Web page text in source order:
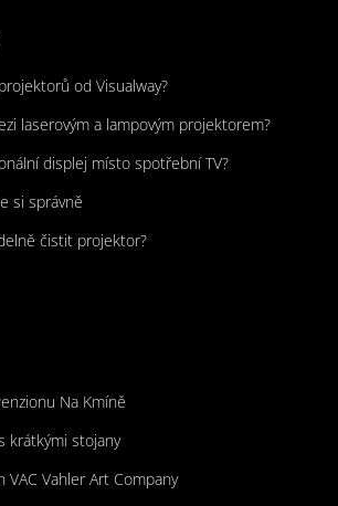
od Visualway?
laserovým a lampovým projektorem?
displej místo spotřební TV?
si správně
čistit projektor?
Na Kmíně
krátkými stojany
Vahler Art Company